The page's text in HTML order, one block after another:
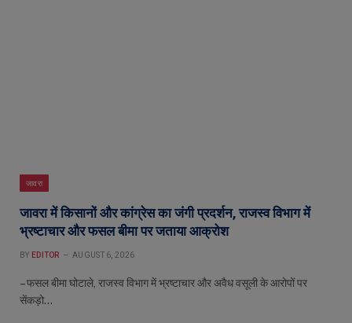
जावरा
जावरा में किसानों और कांग्रेस का जंगी प्रदर्शन, राजस्व विभाग में
भ्रष्टाचार और फसल बीमा पर जताया आक्रोश
BY EDITOR AUGUST 6, 2026
– फसल बीमा घोटाले, राजस्व विभाग में भ्रष्टाचार और अवैध वसूली के आरोपों पर
सेंकड़ो…